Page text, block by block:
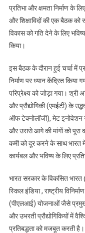
प्रतिभा और क्षमता निर्माण के
और शिक्षाविदों की एक बैठक को
विकास को गति देने के लिए
किया।
इस बैठक के दौरान हुई चर्चा में
निर्माण पर ध्यान केंद्रित किया
परिप्रेक्ष्य को जोड़ा गया। श्री
और प्रौद्योगिकी (एमईटी) के
ऑफ टेक्नोलॉजी), मेट इनोवेशन
और उससे आगे की मांगों को पूरा
कमी को दूर करने के साथ भारत
कार्यबल और भविष्य के लिए
भारत सरकार के विकसित
स्किल इंडिया , राष्ट्रीय
(पीएलआई) योजनाओं जैसे प्रमुख
और उभरती प्रौद्योगिकियों में
प्रतिबद्धता को मजबूत करती है।